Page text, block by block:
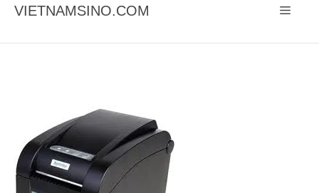
Chuyển
VIETNAMSINO.COM Menu